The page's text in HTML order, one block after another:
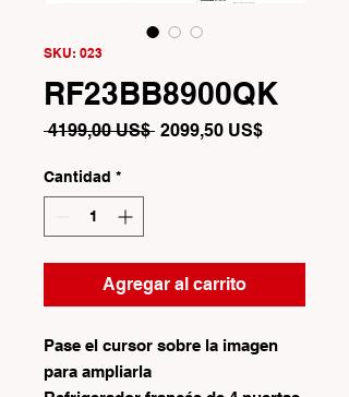
SKU: 023
RF23BB8900QK
4199,00 US$ Precio
2099,50 US$Precio
Cantidad *
Agregar al carrito
Pase el cursor sobre la imagen
para ampliarla